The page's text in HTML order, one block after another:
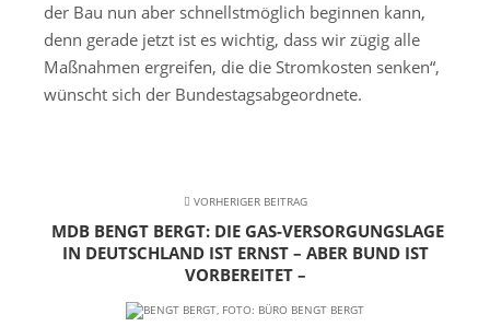
der Bau nun aber schnellstmöglich beginnen kann,
denn gerade jetzt ist es wichtig, dass wir zügig alle
Maßnahmen ergreifen, die die Stromkosten senken“,
wünscht sich der Bundestagsabgeordnete.
VORHERIGER BEITRAG
MDB BENGT BERGT: DIE GAS-VERSORGUNGSLAGE
IN DEUTSCHLAND IST ERNST – ABER BUND IST
VORBEREITET –